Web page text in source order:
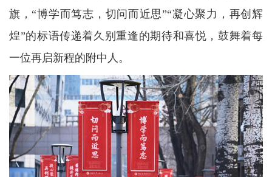
旗，“博学而笃志，切问而近思”“凝心聚力，再创辉
煌”的标语传递着久别重逢的期待和喜悦，鼓舞着每
一位再启新程的附中人。